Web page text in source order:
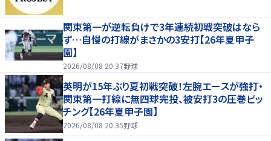
関東第一が逆転負けで3年連続初戦突破はなら
ず…自慢の打線がまさかの3安打【26年夏甲子
園】
2026/08/08 20:37野球
英明が15年ぶり夏初戦突破！左腕エースが強打・
関東第一打線に無四球完投、被安打3の圧巻ピッ
チング【26年夏甲子園】
2026/08/08 20:35野球